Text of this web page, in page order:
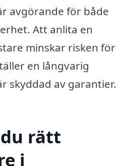
avgörande för både
Att anlita en
minskar risken för
en långvarig
skyddad av garantier.
rätt
i